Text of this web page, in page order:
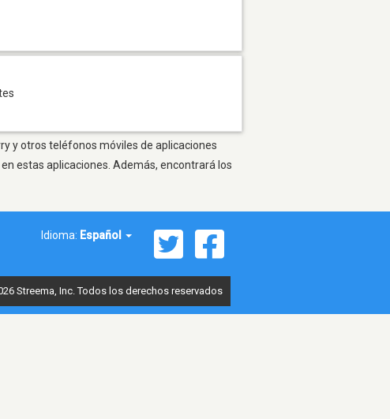
y otros teléfonos móviles de aplicaciones
estas aplicaciones. Además, encontrará los
Idioma: Español
Streema, Inc. Todos los derechos reservados